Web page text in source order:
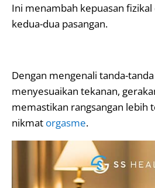
Ini menambah kepuasan fizikal
kedua-dua pasangan.
Dengan mengenali tanda-
menyesuaikan tekanan,
memastikan rangsangan lebih
nikmat orgasme.